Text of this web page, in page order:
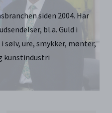
siden 2004. Har
bl.a. Guld i
sølv, ure, smykker, mønter,
kunstindustri